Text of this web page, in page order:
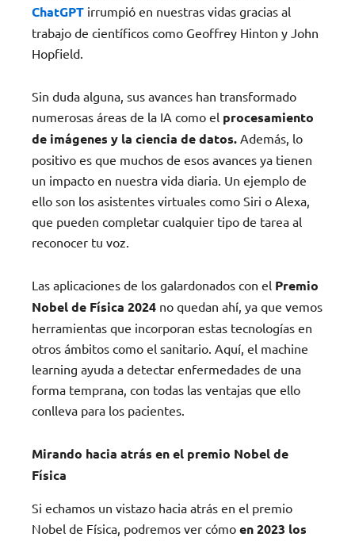
ChatGPT irrumpió en nuestras vidas gracias al
trabajo de científicos como Geoffrey Hinton y John
Hopfield.
Sin duda alguna, sus avances han transformado
numerosas áreas de la IA como el procesamiento
de imágenes y la ciencia de datos. Además, lo
positivo es que muchos de esos avances ya tienen
un impacto en nuestra vida diaria. Un ejemplo de
ello son los asistentes virtuales como Siri o Alexa,
que pueden completar cualquier tipo de tarea al
reconocer tu voz.
Las aplicaciones de los galardonados con el Premio
Nobel de Física 2024 no quedan ahí, ya que vemos
herramientas que incorporan estas tecnologías en
otros ámbitos como el sanitario. Aquí, el machine
learning ayuda a detectar enfermedades de una
forma temprana, con todas las ventajas que ello
conlleva para los pacientes.
Mirando hacia atrás en el premio Nobel de
Física
Si echamos un vistazo hacia atrás en el premio
Nobel de Física, podremos ver cómo en 2023 los